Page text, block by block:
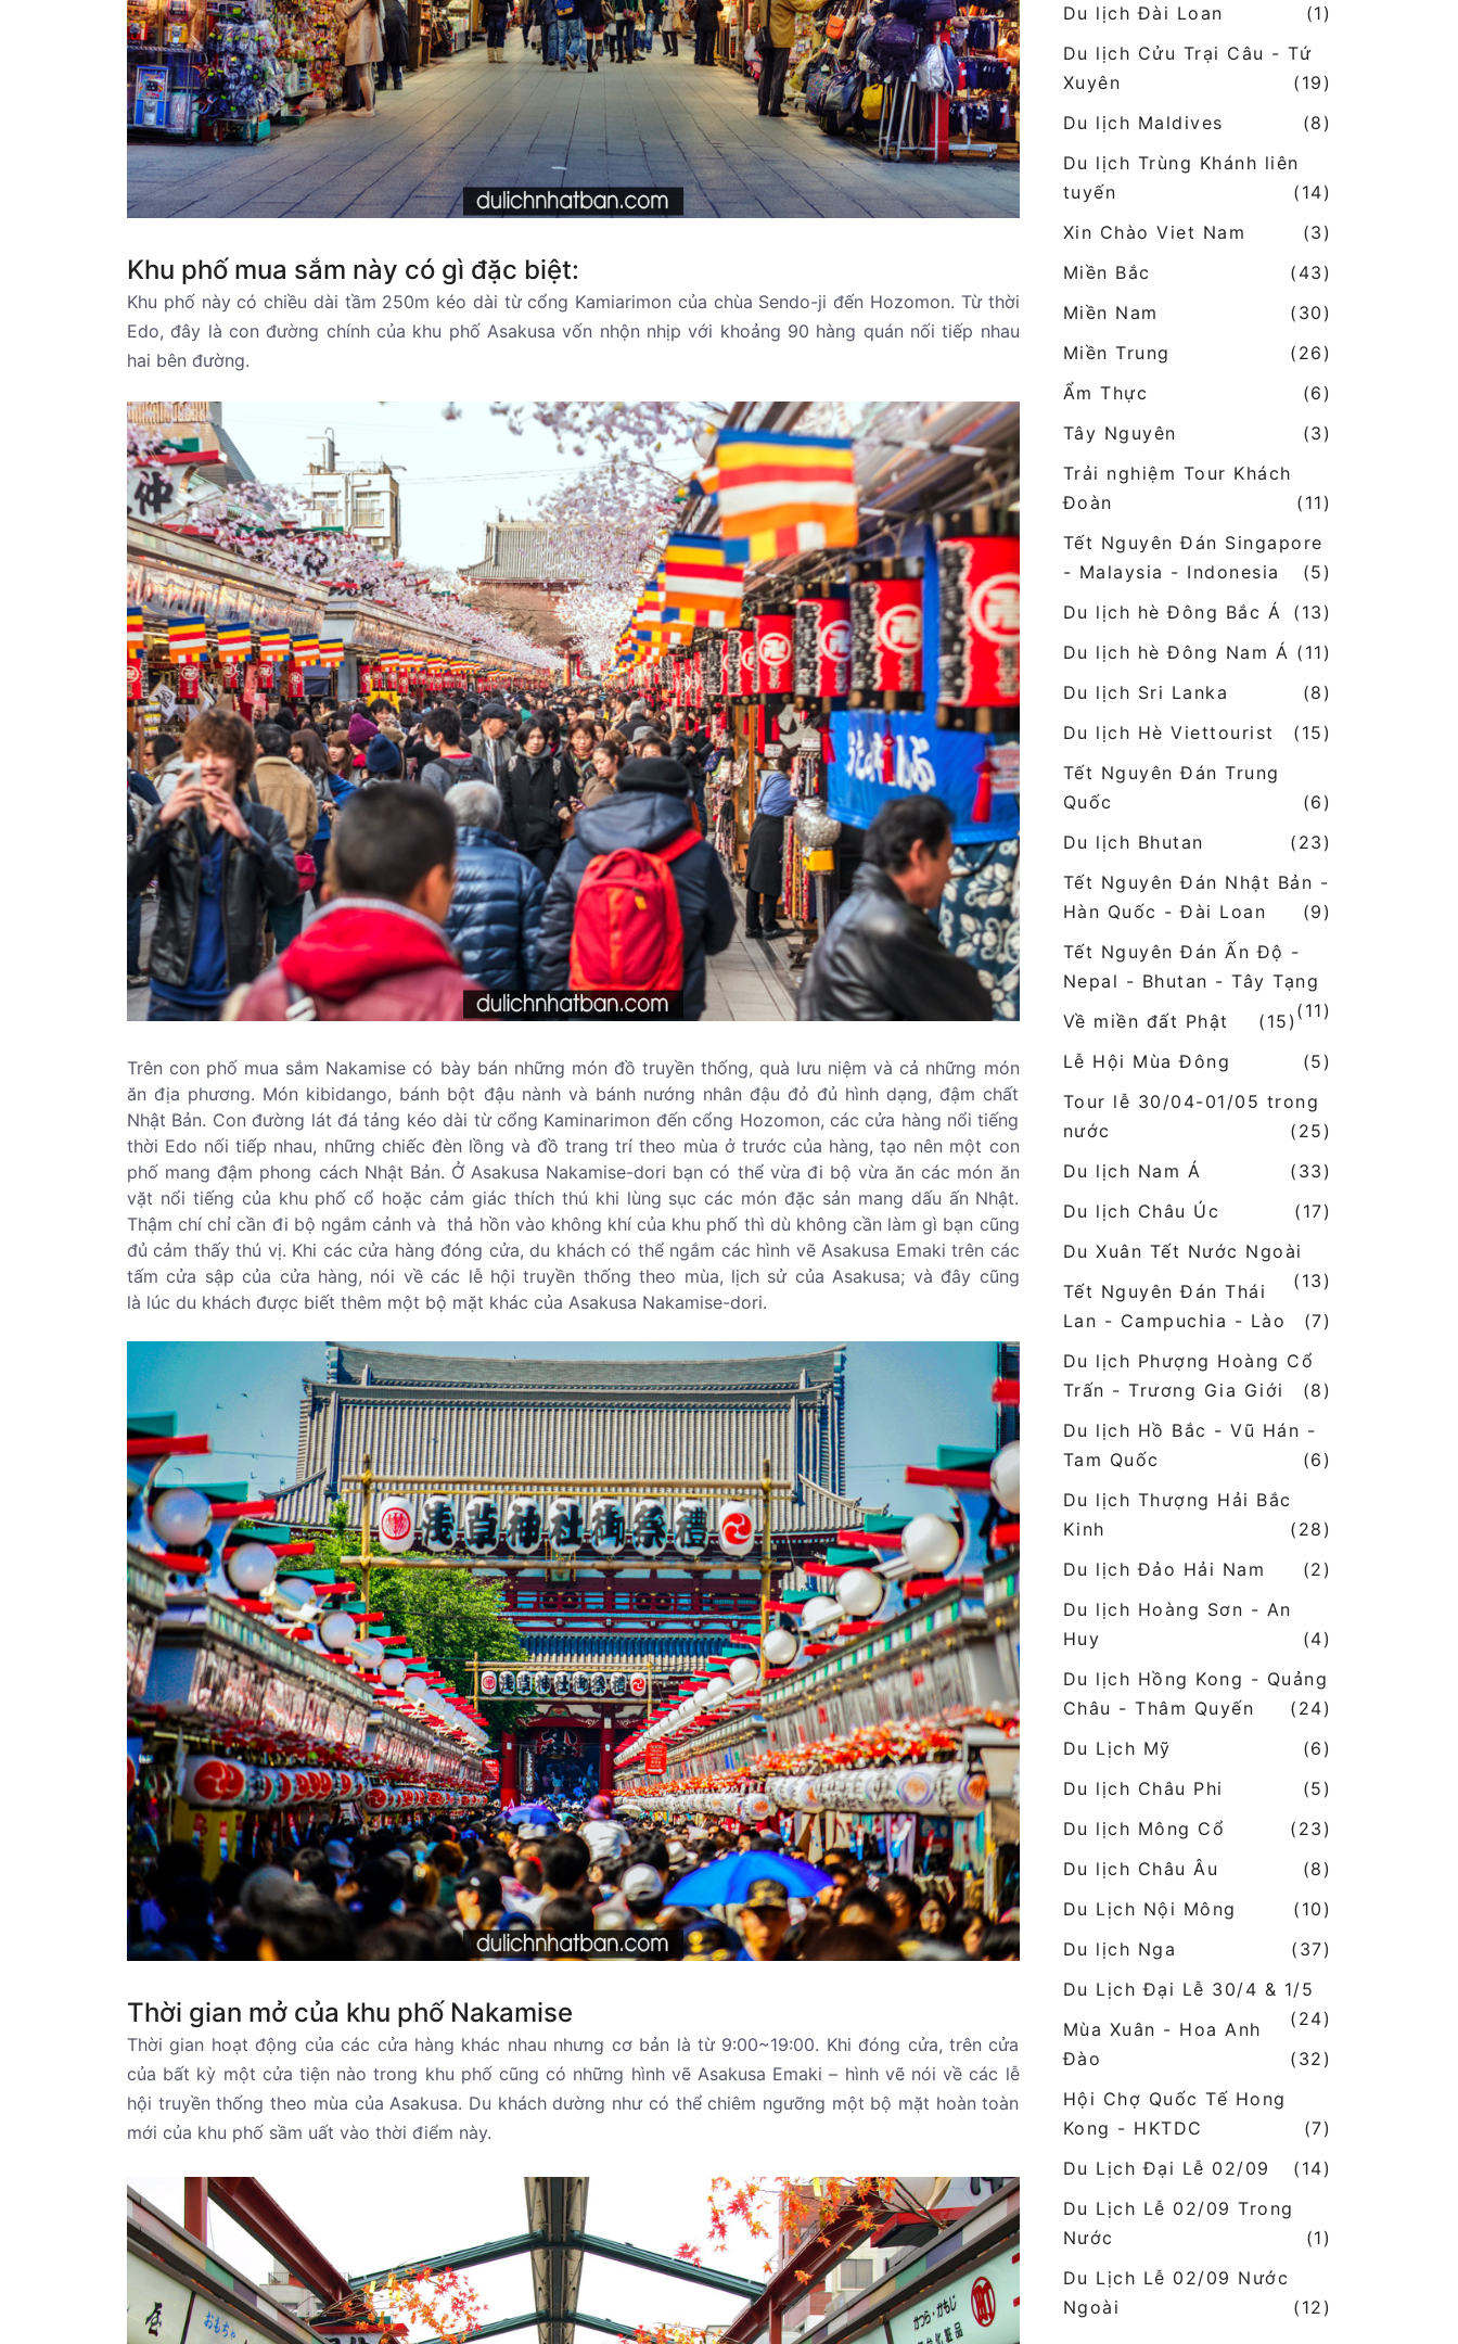
Khu phố mua sắm này có gì đặc biệt:
Khu phố này có chiều dài tầm 250m kéo dài từ cổng Kamiarimon của chùa Sendo-ji đến Hozomon. Từ thời
Edo, đây là con đường chính của khu phố Asakusa vốn nhộn nhịp với khoảng 90 hàng quán nối tiếp nhau
hai bên đường.
Trên con phố mua sắm Nakamise có bày bán những món đồ truyền thống, quà lưu niệm và cả những món
ăn địa phương. Món kibidango, bánh bột đậu nành và bánh nướng nhân đậu đỏ đủ hình dạng, đậm chất
Nhật Bản. Con đường lát đá tảng kéo dài từ cổng Kaminarimon đến cổng Hozomon, các cửa hàng nổi tiếng
thời Edo nối tiếp nhau, những chiếc đèn lồng và đồ trang trí theo mùa ở trước của hàng, tạo nên một con
phố mang đậm phong cách Nhật Bản. Ở Asakusa Nakamise-dori bạn có thể vừa đi bộ vừa ăn các món ăn
vặt nổi tiếng của khu phố cổ hoặc cảm giác thích thú khi lùng sục các món đặc sản mang dấu ấn Nhật.
Thậm chí chỉ cần đi bộ ngắm cảnh và thả hồn vào không khí của khu phố thì dù không cần làm gì bạn cũng
đủ cảm thấy thú vị. Khi các cửa hàng đóng cửa, du khách có thể ngắm các hình vẽ Asakusa Emaki trên các
tấm cửa sập của cửa hàng, nói về các lễ hội truyền thống theo mùa, lịch sử của Asakusa; và đây cũng
là lúc du khách được biết thêm một bộ mặt khác của Asakusa Nakamise-dori.
Thời gian mở của khu phố Nakamise
Thời gian hoạt động của các cửa hàng khác nhau nhưng cơ bản là từ 9:00~19:00. Khi đóng cửa, trên cửa
của bất kỳ một cửa tiện nào trong khu phố cũng có những hình vẽ Asakusa Emaki – hình vẽ nói về các lễ
hội truyền thống theo mùa của Asakusa. Du khách dường như có thể chiêm ngưỡng một bộ mặt hoàn toàn
mới của khu phố sầm uất vào thời điểm này.
Du lịch Đài Loan
(1)
Du lịch Cửu Trại Câu - Tứ
Xuyên
(19)
Du lịch Maldives
(8)
Du lịch Trùng Khánh liên
tuyến
(14)
Xin Chào Viet Nam
(3)
Miền Bắc
(43)
Miền Nam
(30)
Miền Trung
(26)
Ẩm Thực
(6)
Tây Nguyên
(3)
Trải nghiệm Tour Khách
Đoàn
(11)
Tết Nguyên Đán Singapore
- Malaysia - Indonesia
(5)
Du lịch hè Đông Bắc Á
(13)
Du lịch hè Đông Nam Á (11)
Du lịch Sri Lanka
(8)
Du lịch Hè Viettourist
(15)
Tết Nguyên Đán Trung
Quốc
(6)
Du lịch Bhutan
(23)
Tết Nguyên Đán Nhật Bản -
Hàn Quốc - Đài Loan
(9)
Tết Nguyên Đán Ấn Độ -
Nepal - Bhutan - Tây Tạng
(11)
Về miền đất Phật
(15)
Lễ Hội Mùa Đông
(5)
Tour lễ 30/04-01/05 trong
nước
(25)
Du lịch Nam Á
(33)
Du lịch Châu Úc
(17)
Du Xuân Tết Nước Ngoài
(13)
Tết Nguyên Đán Thái
Lan - Campuchia - Lào
(7)
Du lịch Phượng Hoàng Cổ
Trấn - Trương Gia Giới
(8)
Du lịch Hồ Bắc - Vũ Hán -
Tam Quốc
(6)
Du lịch Thượng Hải Bắc
Kinh
(28)
Du lịch Đảo Hải Nam
(2)
Du lịch Hoàng Sơn - An
Huy
(4)
Du lịch Hồng Kong - Quảng
Châu - Thâm Quyến
(24)
Du Lịch Mỹ
(6)
Du lịch Châu Phi
(5)
Du lịch Mông Cổ
(23)
Du lịch Châu Âu
(8)
Du Lịch Nội Mông
(10)
Du lịch Nga
(37)
Du Lịch Đại Lễ 30/4 & 1/5
(24)
Mùa Xuân - Hoa Anh
Đào
(32)
Hội Chợ Quốc Tế Hong
Kong - HKTDC
(7)
Du Lịch Đại Lễ 02/09
(14)
Du Lịch Lễ 02/09 Trong
Nước
(1)
Du Lịch Lễ 02/09 Nước
Ngoài
(12)